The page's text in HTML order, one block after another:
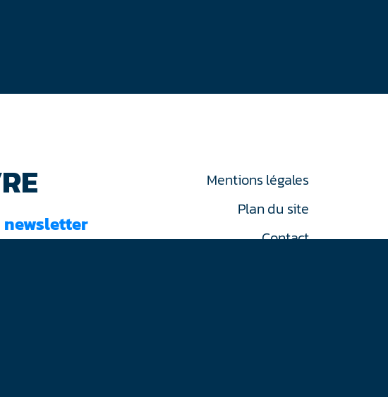
Mentions légales
Plan du site
Contact